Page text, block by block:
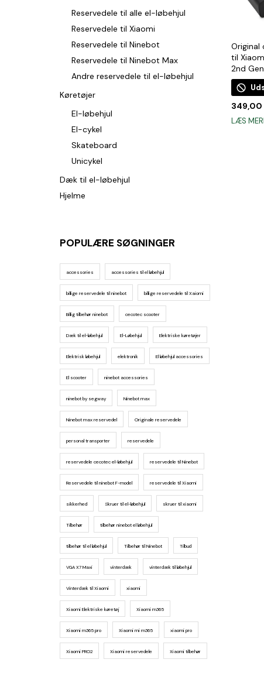
Reservedele til alle el-løbehjul
Reservedele til Xiaomi
Reservedele til Ninebot
Reservedele til Ninebot Max
Andre reservedele til el-løbehjul
Køretøjer
El-løbehjul
El-cykel
Skateboard
Unicykel
Dæk til el-løbehjul
Hjelme
POPULÆRE SØGNINGER
accessories accessories til el løbehjul
billige reservedele til ninebot billige reservedele til Xaiomi
Billig tilbehør ninebot cecotec scooter
Dæk til el-løbehjul El-Løbehjul Elektriske køretøjer
Elektrisk løbehjul elektronik El løbehjul accessories
El scooter ninebot accessories
ninebot by segway Ninebot max
Ninebot max reservedel Originale reservedele
personal transporter reservedele
reservedele cecotec el-løbehjul reservedele til Ninebot
Reservedele til ninebot F-model reservedele til Xiaomi
sikkerhed Skruer til el-løbehjul skruer til xiaomi
Tilbehør tilbehør ninebot el løbehjul
tilbehør til el løbehjul Tilbehør til Ninebot Tilbud
VGA X7 Maxi vinterdæk vinterdæk til løbehjul
Vinterdæk til Xiaomi xiaomi
Xiaomi Elektriske køretøj Xiaomi m365
Xiaomi m365 pro Xiaomi mi m365 xiaomi pro
Xiaomi PRO2 Xiaomi reservedele Xiaomi tilbehør
Original
til
2nd
349,00
LÆS